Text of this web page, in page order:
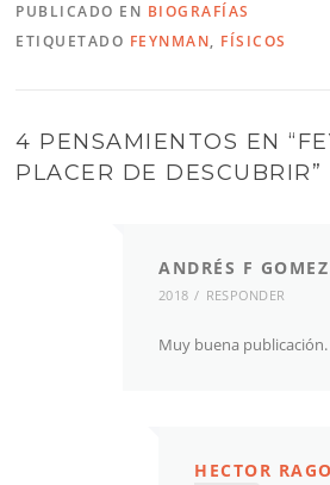
PUBLICADO EN BIOGRAFÍAS
ETIQUETADO FEYNMAN, FÍSICOS
4 PENSAMIENTOS EN “
PLACER DE DESCUBRIR”
ANDRÉS F
2018
RESPONDER
Muy buena publicación.
HECTOR RAGO